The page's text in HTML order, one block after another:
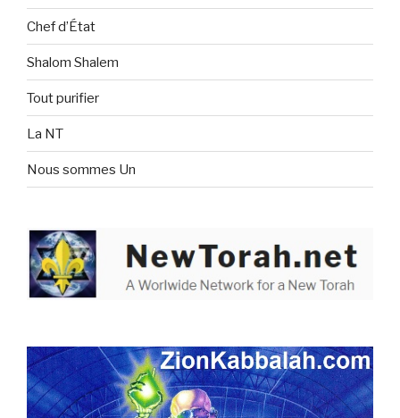
Chef d’État
Shalom Shalem
Tout purifier
La NT
Nous sommes Un